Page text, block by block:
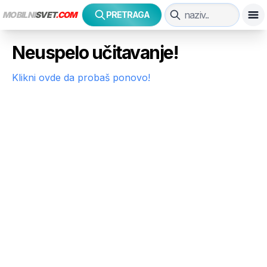
MOBILNISVET.COM PRETRAGA
Neuspelo učitavanje!
Klikni ovde da probaš ponovo!